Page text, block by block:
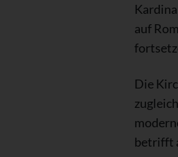
auf
Die
betrifft